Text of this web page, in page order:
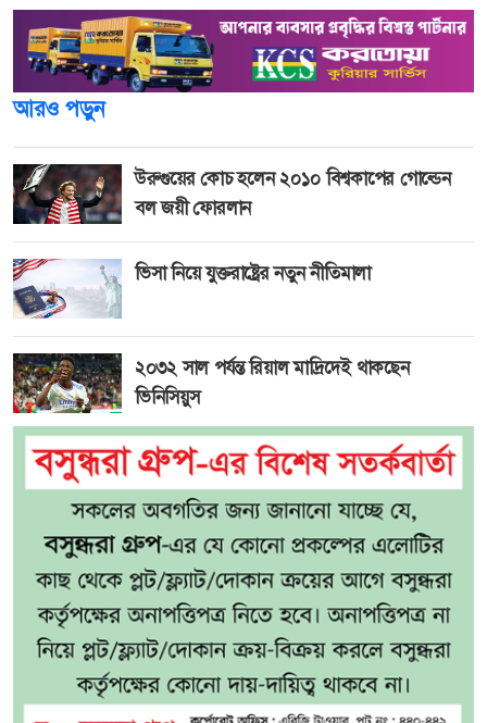
আরও পড়ুন
উরুগুয়ের কোচ হলেন ২০১০ বিশ্বকাপের গোল্ডেন
বল জয়ী ফোরলান
ভিসা নিয়ে যুক্তরাষ্ট্রের নতুন নীতিমালা
২০৩২ সাল পর্যন্ত রিয়াল মাদ্রিদেই থাকছেন
ভিনিসিয়ুস